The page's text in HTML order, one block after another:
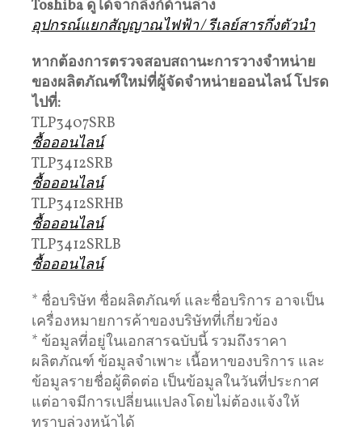
Toshiba ดูได้จากลิงก์ด้านล่าง
อุปกรณ์แยกสัญญาณไฟฟ้า / รีเลย์สารกึ่งตัวนำ
หากต้องการตรวจสอบสถานะการวางจำหน่าย
ของผลิตภัณฑ์ใหม่ที่ผู้จัดจำหน่ายออนไลน์ โปรด
ไปที่:
TLP3407SRB
ซื้อออนไลน์
TLP3412SRB
ซื้อออนไลน์
TLP3412SRHB
ซื้อออนไลน์
TLP3412SRLB
ซื้อออนไลน์
* ชื่อบริษัท ชื่อผลิตภัณฑ์ และชื่อบริการ อาจเป็น
เครื่องหมายการค้าของบริษัทที่เกี่ยวข้อง
* ข้อมูลที่อยู่ในเอกสารฉบับนี้ รวมถึงราคา
ผลิตภัณฑ์ ข้อมูลจำเพาะ เนื้อหาของบริการ และ
ข้อมูลรายชื่อผู้ติดต่อ เป็นข้อมูลในวันที่ประกาศ
แต่อาจมีการเปลี่ยนแปลงโดยไม่ต้องแจ้งให้
ทราบล่วงหน้าได้